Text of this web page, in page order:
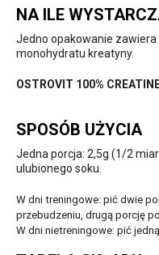
NA ILE
Jedno opakowanie zawiera
monohydratu kreatyny.
OSTROVIT 100%
SPOSÓB UŻYCIA
Jedna porcja: 2,5g (1/2
ulubionego soku.
W dni treningowe: pić dwie
przebudzeniu, drugą porcję
W dni nietreningowe: pić